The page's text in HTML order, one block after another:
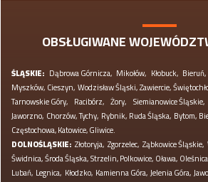
OBSŁUGIWANE
ŚLĄSKIE: Dąbrowa Górnicza, Mikołów, Kłobuck, Bieruń,
Myszków, Cieszyn, Wodzisław Śląski,Zawiercie,
Tarnowskie Góry, Racibórz, Żory, Siemianowice Śląskie,
Jaworzno, Chorzów,Tychy, Rybnik, Ruda Śląska, Bytom,
Częstochowa,Katowice,Gliwice.
DOLNOŚLĄSKIE: Złotoryja, Zgorzelec, Ząbkowice Śląskie,
Świdnica,Środa Śląska,Strzelin,Polkowice, Oława,
Lubań, Legnica, Kłodzko, Kamienna Góra, Jelenia Góra,